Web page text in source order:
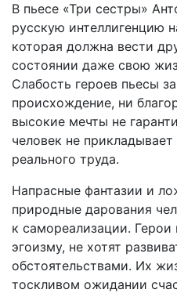
В пьесе «Три сестры»
русскую интеллигенцию
которая должна вести
состоянии даже свою
Слабость героев пьесы
происхождение, ни
высокие мечты не
человек не
реального труда.
Напрасные фантазии и
природные дарования
к самореализации.
эгоизму, не хотят
обстоятельствами. Их
тоскливом ожидании